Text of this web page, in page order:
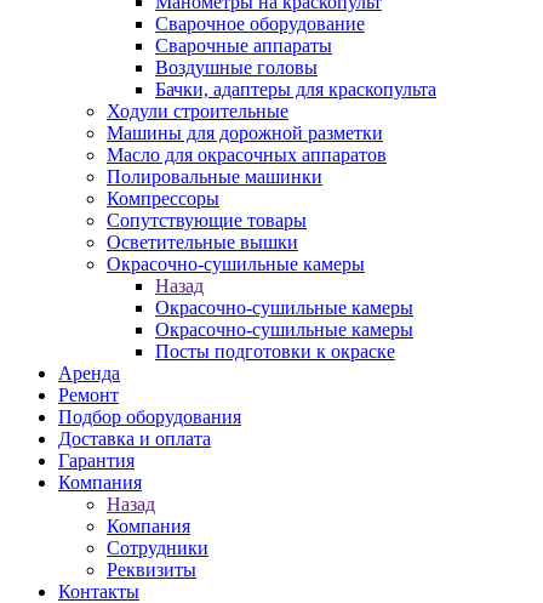
Сварочное оборудование
Сварочные аппараты
Воздушные головы
Бачки, адаптеры для краскопульта
Ходули строительные
Машины для дорожной разметки
Масло для окрасочных аппаратов
Полировальные машинки
Компрессоры
Сопутствующие товары
Осветительные вышки
Окрасочно-сушильные камеры
Назад
Окрасочно-сушильные камеры
Окрасочно-сушильные камеры
Посты подготовки к окраске
Аренда
Ремонт
Подбор оборудования
Доставка и оплата
Гарантия
Компания
Назад
Компания
Сотрудники
Реквизиты
Контакты